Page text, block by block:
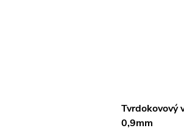
Tvrdokovový
0,9mm